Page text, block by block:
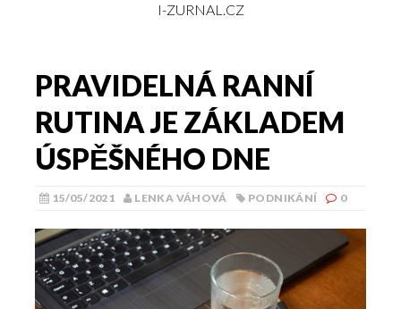
I-ZURNAL.CZ
PRAVIDELNÁ RANNÍ
RUTINA JE ZÁKLADEM
ÚSPĚŠNÉHO DNE
15/05/2021 LENKA VÁHOVÁ PODNIKÁNÍ 0